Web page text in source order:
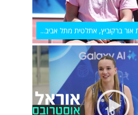
אור ברקוביץ, אתלטית מתל אביב...